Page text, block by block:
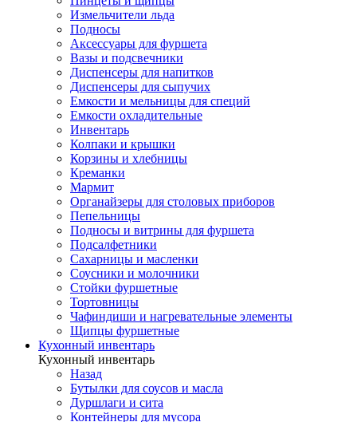
Измельчители льда
Подносы
Аксессуары для фуршета
Вазы и подсвечники
Диспенсеры для напитков
Диспенсеры для сыпучих
Емкости и мельницы для специй
Емкости охладительные
Инвентарь
Колпаки и крышки
Корзины и хлебницы
Креманки
Мармит
Органайзеры для столовых приборов
Пепельницы
Подносы и витрины для фуршета
Подсалфетники
Сахарницы и масленки
Соусники и молочники
Стойки фуршетные
Тортовницы
Чафиндиши и нагревательные элементы
Щипцы фуршетные
Кухонный инвентарь
Кухонный инвентарь
Назад
Бутылки для соусов и масла
Дуршлаги и сита
Контейнеры для мусора